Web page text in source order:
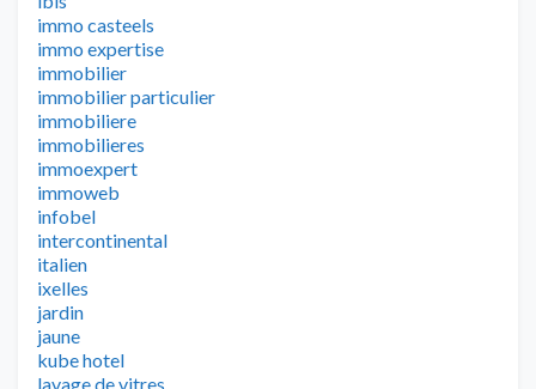
immo casteels
immo expertise
immobilier
immobilier particulier
immobiliere
immobilieres
immoexpert
immoweb
infobel
intercontinental
italien
ixelles
jardin
jaune
kube hotel
lavage de vitres